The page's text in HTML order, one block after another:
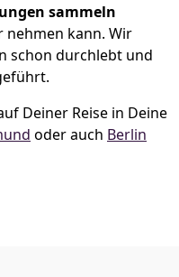
sammeln
nehmen kann. Wir
schon durchlebt und
Deiner Reise in Deine
oder auch Berlin